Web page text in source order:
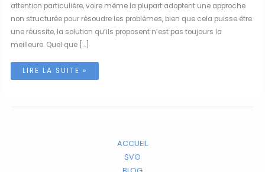
attention particulière, voire même la plupart adoptent une approche
non structurée pour résoudre les problèmes, bien que cela puisse être
une réussite, la solution qu’ils proposent n’est pas toujours la
meilleure. Quel que […]
C’EST
LE
RÉSOLUTION
LIRE LA SUITE »
ACCUEIL
SVO